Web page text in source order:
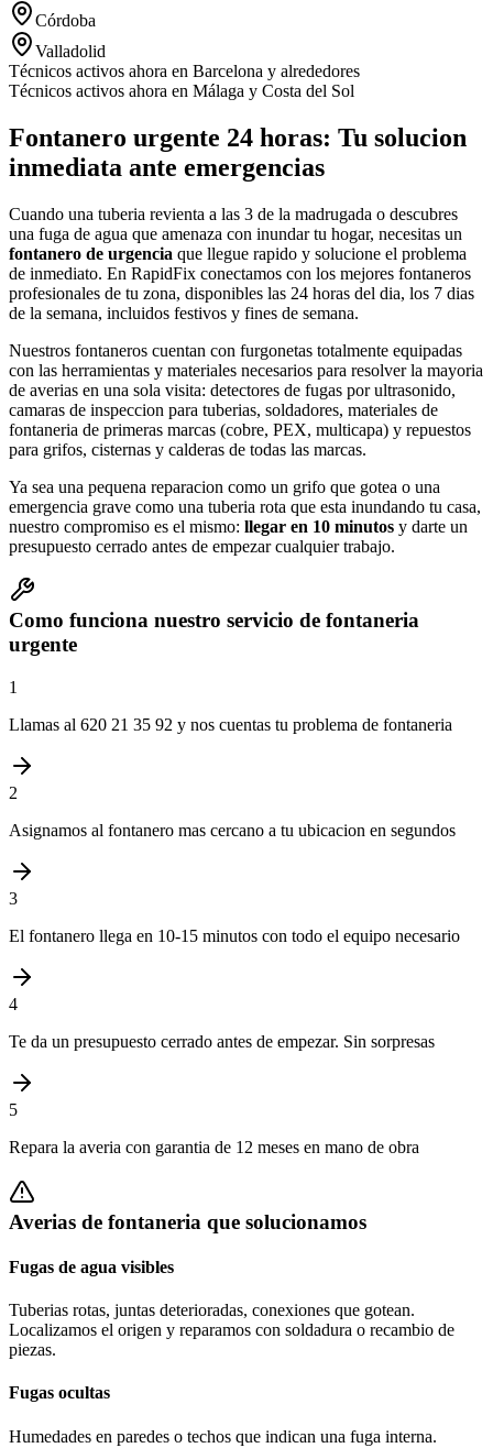
Córdoba
Valladolid
Técnicos activos ahora en Barcelona y alrededores
Técnicos activos ahora en Málaga y Costa del Sol
Fontanero urgente 24 horas: Tu solucion
inmediata ante emergencias
Cuando una tuberia revienta a las 3 de la madrugada o descubres
una fuga de agua que amenaza con inundar tu hogar, necesitas un
fontanero de urgencia que llegue rapido y solucione el problema
de inmediato. En RapidFix conectamos con los mejores fontaneros
profesionales de tu zona, disponibles las 24 horas del dia, los 7 dias
de la semana, incluidos festivos y fines de semana.
Nuestros fontaneros cuentan con furgonetas totalmente equipadas
con las herramientas y materiales necesarios para resolver la mayoria
de averias en una sola visita: detectores de fugas por ultrasonido,
camaras de inspeccion para tuberias, soldadores, materiales de
fontaneria de primeras marcas (cobre, PEX, multicapa) y repuestos
para grifos, cisternas y calderas de todas las marcas.
Ya sea una pequena reparacion como un grifo que gotea o una
emergencia grave como una tuberia rota que esta inundando tu casa,
nuestro compromiso es el mismo: llegar en 10 minutos y darte un
presupuesto cerrado antes de empezar cualquier trabajo.
Como funciona nuestro servicio de fontaneria
urgente
1
Llamas al 620 21 35 92 y nos cuentas tu problema de fontaneria
2
Asignamos al fontanero mas cercano a tu ubicacion en segundos
3
El fontanero llega en 10-15 minutos con todo el equipo necesario
4
Te da un presupuesto cerrado antes de empezar. Sin sorpresas
5
Repara la averia con garantia de 12 meses en mano de obra
Averias de fontaneria que solucionamos
Fugas de agua visibles
Tuberias rotas, juntas deterioradas, conexiones que gotean.
Localizamos el origen y reparamos con soldadura o recambio de
piezas.
Fugas ocultas
Humedades en paredes o techos que indican una fuga interna.